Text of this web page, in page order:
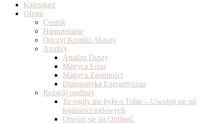
Kalendarz
Oferta
Cennik
Hipnoterapia
Odczyt Kroniki Akaszy
Analizy
Analiza Duszy
Matryca Losu
Matryca Zgodności
Diagnostyka Energetyczna
Rozwój osobisty
To nigdy nie było o Tobie – Uwolnij się od
lojalności rodowych
Otwórz się na Obfitość